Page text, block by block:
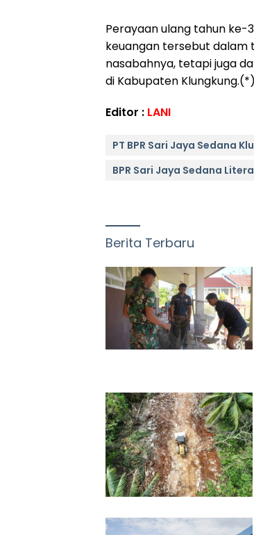
Perayaan ulang tahun ke-
keuangan tersebut dalam
nasabahnya, tetapi juga
di Kabupaten Klungkung.(*)
Editor : LANI
PT BPR Sari Jaya Sedana
BPR Sari Jaya Sedana
Berita Terbaru